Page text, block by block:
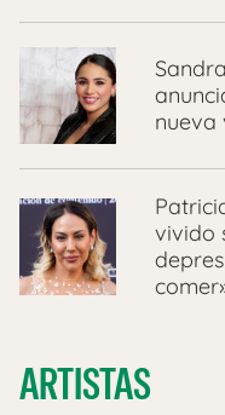
nueva
vivido
ARTISTAS